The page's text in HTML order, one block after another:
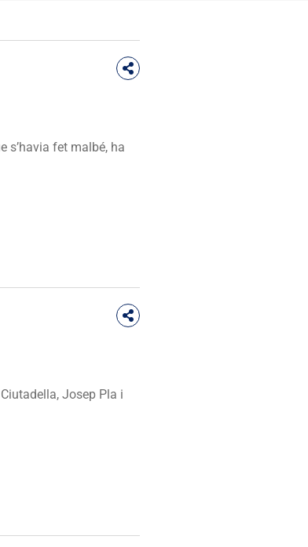
s’havia fet malbé, ha
Josep Pla i